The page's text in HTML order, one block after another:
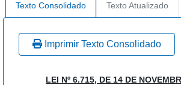
Texto Consolidado Texto Atualizado
Imprimir Texto Consolidado
LEI Nº 6.715, DE 14 DE